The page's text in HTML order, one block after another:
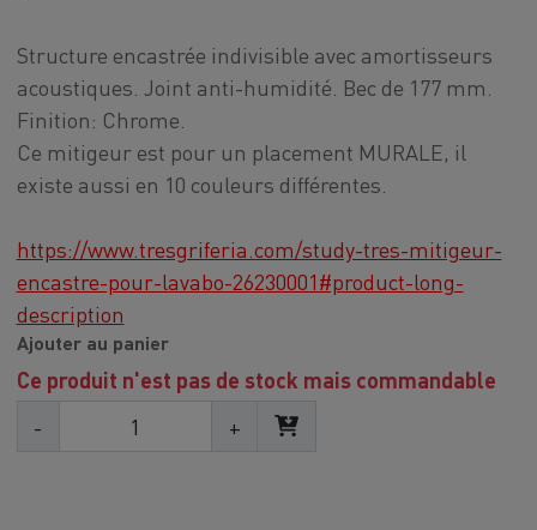
Structure encastrée indivisible avec amortisseurs
acoustiques. Joint anti-humidité. Bec de 177 mm.
Finition: Chrome.
Ce mitigeur est pour un placement MURALE, il
existe aussi en 10 couleurs différentes.
https://www.tresgriferia.com/study-tres-mitigeur-
encastre-pour-lavabo-26230001#product-long-
description
Ajouter au panier
Ce produit n'est pas de stock mais commandable
-
+